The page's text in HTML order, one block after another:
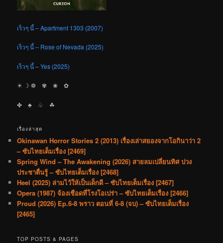
เร็วๆ นี้ – Apartment 1303 (2007)
เร็วๆ นี้ – Rose of Nevada (2025)
เร็วๆ นี้ – Yes (2025)
☀︎ ☽ ❁ ✾ ❀ ✿
✤ ♣︎ ♧ ☘︎
เรื่องล่าสุด
Okinawan Horror Stories 2 (2013) เรื่องเล่าสยองจากโอกินาว่า 2
– ซับไทยเต็มเรื่อง [2469]
Spring Wind – The Awakening (2026) สายลมเปลี่ยนทิศ ปวง
ประชาตื่นรู้ – ซับไทยเต็มเรื่อง [2468]
Heel (2025) ล่ามไว้ให้เป็นเด็กดี – ซับไทยเต็มเรื่อง [2467]
Opera (1987) จ้องเชือดที่โรงโอเปร่า – ซับไทยเต็มเรื่อง [2466]
Proud (2026) Ep.6-8 พราว ตอนที่ 6-8 (จบ) – ซับไทยเต็มเรื่อง
[2465]
TOP POSTS & PAGES